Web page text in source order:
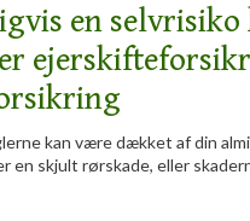
en selvrisiko
kan være dækket af din
skjult rørskade, eller